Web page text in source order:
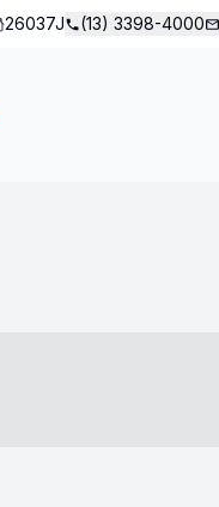
26037J (13) 3398-4000